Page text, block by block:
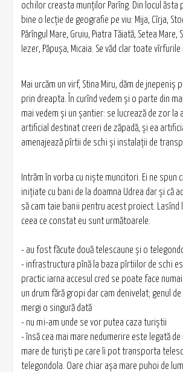
ochilor creasta munților Parîng. Din locul
bine o lecţie de geografie pe viu: Mija, Cîrja,
Părîngul Mare, Gruiu, Piatra Tăiată, Setea Mare,
Iezer, Păpuşa, Micaia. Se văd clar toate
Mai urcăm un virf, Stina Miru, dăm de jnepeniş
prin dreapta. În curînd vedem şi o parte din
mai vedem şi un şantier: se lucrează de zor la
artificial destinat creeri de zăpadă, şi ea
amenajează pîrtii de schi şi instalaţii de
Intrăm în vorba cu nişte muncitori. Ei ne spun
iniţiate cu bani de la doamna Udrea dar şi că
să cam taie banii pentru acest proiect.
ceea ce constat eu sunt următoarele:
- au fost făcute două telescaune şi o
- infrastructura pînă la baza pîrtiilor de schi
practic iarna accesul cred se poate face
un drum fără gropi dar cam denivelat; genul
mergi o singură dată
- nu mi-am unde se vor putea caza turiştii
- însă cea mai mare nedumerire este legată
mare de turişti pe care îi pot transporta
telegondola. Oare chiar aşa mare puhoi de